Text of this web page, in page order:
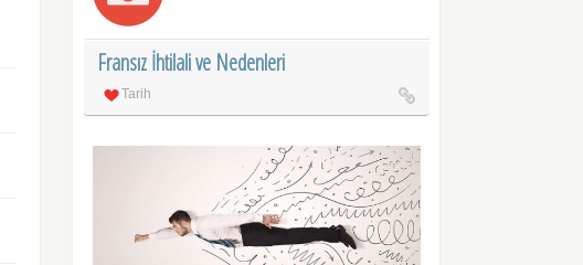
Fransız İhtilali ve Nedenleri
Tarih